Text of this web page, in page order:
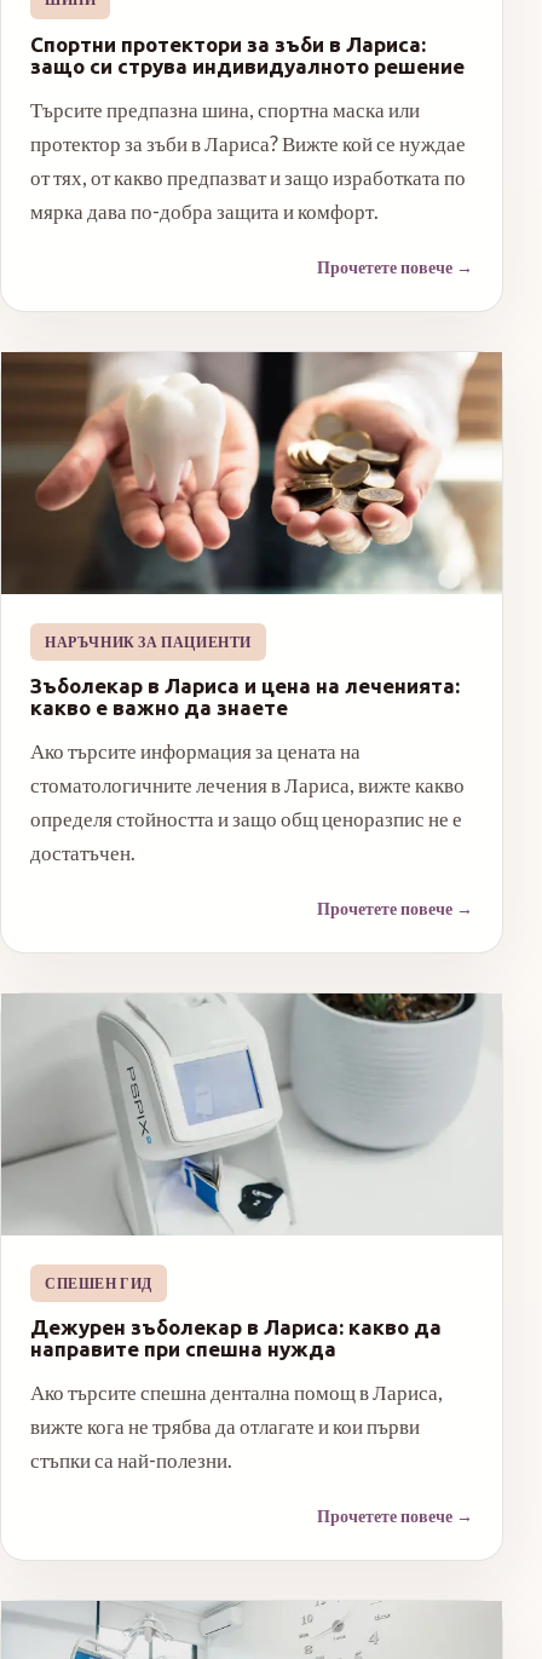
Спортни протектори за зъби в Лариса:
защо си струва индивидуалното решение
Търсите предпазна шина, спортна маска или
протектор за зъби в Лариса? Вижте кой се нуждае
от тях, от какво предпазват и защо изработката по
мярка дава по-добра защита и комфорт.
Прочетете повече →
НАРЪЧНИК ЗА ПАЦИЕНТИ
Зъболекар в Лариса и цена на леченията:
какво е важно да знаете
Ако търсите информация за цената на
стоматологичните лечения в Лариса, вижте какво
определя стойността и защо общ ценоразпис не е
достатъчен.
Прочетете повече →
СПЕШЕН ГИД
Дежурен зъболекар в Лариса: какво да
направите при спешна нужда
Ако търсите спешна дентална помощ в Лариса,
вижте кога не трябва да отлагате и кои първи
стъпки са най-полезни.
Прочетете повече →